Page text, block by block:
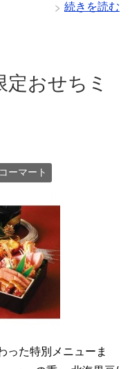
続きを読む
おせちミ
ーマート
った特別メニューま